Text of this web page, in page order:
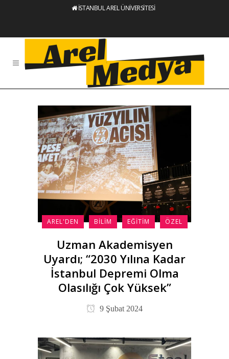
İSTANBUL AREL ÜNİVERSİTESİ
AREL'DEN BILIM EĞITIM ÖZEL
Uzman Akademisyen
Uyardı; “2030 Yılına Kadar
İstanbul Depremi Olma
Olasılığı Çok Yüksek”
9 Şubat 2024